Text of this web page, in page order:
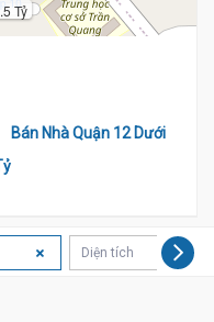
Tỷ
Bán Nhà Quận 12 Dưới
Diện tích